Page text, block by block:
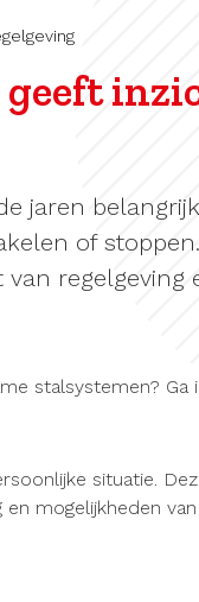
geeft
jaren
of
regelgeving
stalsystemen? Ga
situatie.
mogelijkheden van